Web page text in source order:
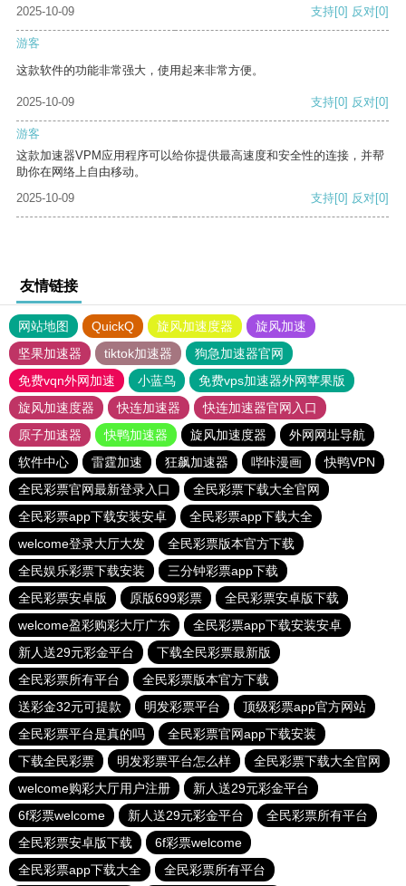
2025-10-09 支持[0] 反对[0]
游客
这款软件的功能非常强大，使用起来非常方便。
2025-10-09 支持[0] 反对[0]
游客
这款加速器VPM应用程序可以给你提供最高速度和安全性的连接，并帮
助你在网络上自由移动。
2025-10-09
支持[0] 反对[0]
友情链接
网站地图 QuickQ 旋风加速度器
旋风加速
坚果加速器
tiktok加速器
狗急加速器官网
免费vqn外网加速
小蓝鸟
免费vps加速器外网苹果版
旋风加速度器
快连加速器
快连加速器官网入口
原子加速器
快鸭加速器 旋风加速度器
外网网址导航
软件中心
雷霆加速 狂飙加速器 哔咔漫画
快鸭VPN
全民彩票官网最新登录入口
全民彩票下载大全官网
全民彩票app下载安装安卓
全民彩票app下载大全
welcome登录大厅大发
全民彩票版本官方下载
全民娱乐彩票下载安装
三分钟彩票app下载
全民彩票安卓版
原版699彩票
全民彩票安卓版下载
welcome盈彩购彩大厅广东
全民彩票app下载安装安卓
新人送29元彩金平台
下载全民彩票最新版
全民彩票所有平台
全民彩票版本官方下载
送彩金32元可提款
明发彩票平台
顶级彩票app官方网站
全民彩票平台是真的吗
全民彩票官网app下载安装
下载全民彩票
明发彩票平台怎么样
全民彩票下载大全官网
welcome购彩大厅用户注册
新人送29元彩金平台
6f彩票welcome
新人送29元彩金平台
全民彩票所有平台
全民彩票安卓版下载
6f彩票welcome
全民彩票app下载大全
全民彩票所有平台